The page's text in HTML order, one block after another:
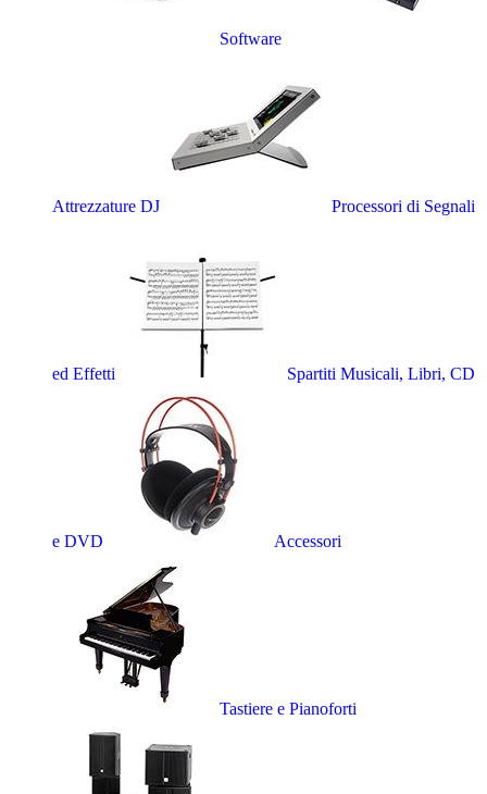
Software
Attrezzature DJ Processori di Segnali
ed Effetti Spartiti Musicali, Libri, CD
e DVD Accessori
Tastiere e Pianoforti